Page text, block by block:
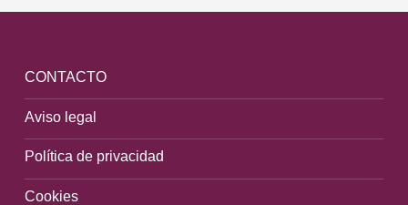
CONTACTO
Aviso legal
Política de privacidad
Cookies